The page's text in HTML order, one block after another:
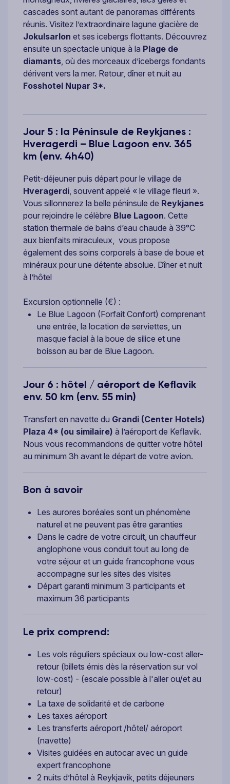
cascades sont autant de panoramas différents
réunis. Visitez l’extraordinaire lagune glacière de
Jokulsarlon et ses icebergs flottants. Découvrez
ensuite un spectacle unique à la Plage de
diamants, où des morceaux d’icebergs fondants
dérivent vers la mer. Retour, dîner et nuit au
Fosshotel Nupar 3*.
Jour 5 : la Péninsule de Reykjanes :
Hveragerdi – Blue Lagoon env. 365
km (env. 4h40)
Petit-déjeuner puis départ pour le village de
Hveragerdi, souvent appelé « le village fleuri ».
Vous sillonnerez la belle péninsule de Reykjanes
pour rejoindre le célèbre Blue Lagoon. Cette
station thermale de bains d’eau chaude à 39°C
aux bienfaits miraculeux, vous propose
également des soins corporels à base de boue et
minéraux pour une détente absolue. Dîner et nuit
à l’hôtel
Excursion optionnelle (€) :
Le Blue Lagoon (Forfait Confort) comprenant
une entrée, la location de serviettes, un
masque facial à la boue de silice et une
boisson au bar de Blue Lagoon.
Jour 6 : hôtel / aéroport de Keflavik
env. 50 km (env. 55 min)
Transfert en navette du Grandi (Center Hotels)
Plaza 4* (ou similaire) à l’aéroport de Keflavik.
Nous vous recommandons de quitter votre hôtel
au minimum 3h avant le départ de votre avion.
Bon à savoir
Les aurores boréales sont un phénomène
naturel et ne peuvent pas être garanties
Dans le cadre de votre circuit, un chauffeur
anglophone vous conduit tout au long de
votre séjour et un guide francophone vous
accompagne sur les sites des visites
Départ garanti minimum 3 participants et
maximum 36 participants
Le prix comprend:
Les vols réguliers spéciaux ou low-cost aller-
retour (billets émis dès la réservation sur vol
low-cost) - (escale possible à l'aller ou/et au
retour)
La taxe de solidarité et de carbone
Les taxes aéroport
Les transferts aéroport /hôtel/ aéroport
(navette)
Visites guidées en autocar avec un guide
expert francophone
2 nuits d’hôtel à Reykjavik, petits déjeuners